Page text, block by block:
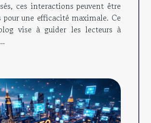
ces interactions peuvent être
pour une efficacité maximale. Ce
vise à guider les lecteurs à